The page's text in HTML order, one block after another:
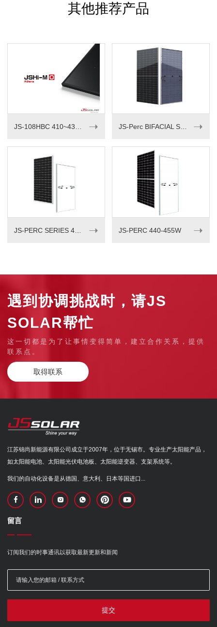
其他推荐产品
JS-108HBC 410~430M ➝ JS-Perc BIFACIAL SERIES 535-550W ➝
➝ JS-PERC 440-455W ➝
遇到协调挑战时，请JS
SOLAR帮忙
这一切都是为了让事情变得简单，建立合作关系，提供
联系点。
取得联系
江苏锦尚新能源有限公司成立于2007年，位于无锡市。专业生产太阳能产品，
如太阳能电池、太阳能光伏电池板、太阳能逆变器、支架系统等。
我们的自动化设备是从德国、意大利、日本等国进口...
留言
订阅我们的时事通讯以获取最新更新和新闻
提交